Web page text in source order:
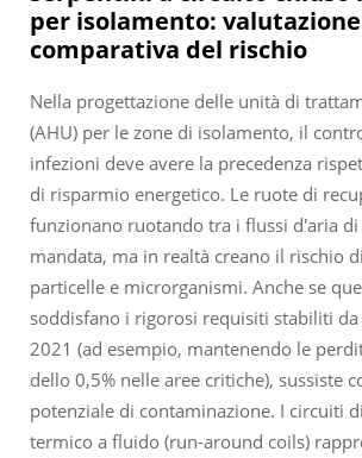
per isolamento: valutazione
comparativa del rischio
Nella progettazione delle unità di
(AHU) per le zone di isolamento, il
infezioni deve avere la precedenza
di risparmio energetico. Le ruote di
funzionano ruotando tra i flussi d'aria di
mandata, ma in realtà creano il rischio
particelle e microrganismi. Anche se
soddisfano i rigorosi requisiti stabiliti da
2021 (ad esempio, mantenendo le
dello 0,5% nelle aree critiche), sussiste
potenziale di contaminazione. I circuiti
termico a fluido (run-around coils)